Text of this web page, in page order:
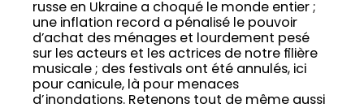
russe en Ukraine a choqué le monde entier ;
une inflation record a pénalisé le pouvoir
d’achat des ménages et lourdement pesé
sur les acteurs et les actrices de notre filière
musicale ; des festivals ont été annulés, ici
pour canicule, là pour menaces
d’inondations. Retenons tout de même aussi